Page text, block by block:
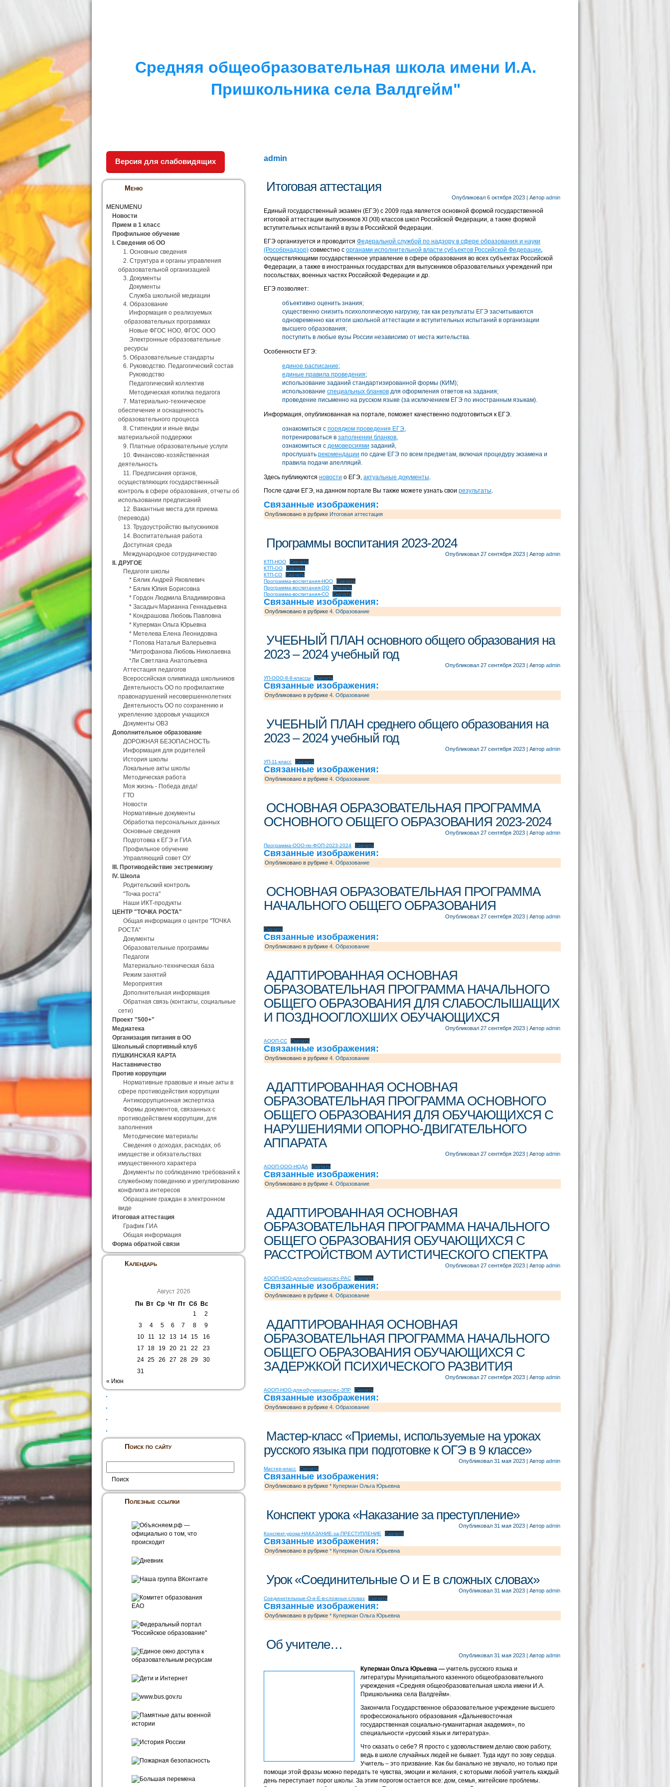
Средняя общеобразовательная школа имени И.А.
Пришкольника села Валдгейм"
Версия для слабовидящих
Меню
MENU MENU
Новости
Прием в 1 класс
Профильное обучение
I. Сведения об ОО
1. Основные сведения
2. Структура и органы управления
образовательной организацией
3. Документы
Документы
Служба школьной медиации
4. Образование
Информация о реализуемых
образовательных программах
Новые ФГОС НОО, ФГОС ООО
Электронные образовательные
ресурсы
5. Образовательные стандарты
6. Руководство. Педагогический состав
Руководство
Педагогический коллектив
Методическая копилка педагога
7. Материально-техническое
обеспечение и оснащенность
образовательного процесса
8. Стипендии и иные виды
материальной поддержки
9. Платные образовательные услуги
10. Финансово-хозяйственная
деятельность
11. Предписания органов,
осуществляющих государственный
контроль в сфере образования, отчеты об
использовании предписаний
12. Вакантные места для приема
(перевода)
13. Трудоустройство выпускников
14. Воспитательная работа
Доступная среда
Международное сотрудничество
II. ДРУГОЕ
Педагоги школы
* Бялик Андрей Яковлевич
* Бялик Юлия Борисовна
* Гордон Людмила Владимировна
* Засадыч Марианна Геннадьевна
* Кондрашова Любовь Павловна
* Куперман Ольга Юрьевна
* Метелева Елена Леонидовна
* Попова Наталья Валерьевна
*Митрофанова Любовь Николаевна
*Ли Светлана Анатольевна
Аттестация педагогов
Всероссийская олимпиада школьников
Деятельность ОО по профилактике
правонарушений несовершеннолетних
Деятельность ОО по сохранению и
укреплению здоровья учащихся
Документы ОВЗ
Дополнительное образование
ДОРОЖНАЯ БЕЗОПАСНОСТЬ
Информация для родителей
История школы
Локальные акты школы
Методическая работа
Моя жизнь - Победа деда!
ГТО
Новости
Нормативные документы
Обработка персональных данных
Основные сведения
Подготовка к ЕГЭ и ГИА
Профильное обучение
Управляющий совет ОУ
III. Противодействие экстремизму
IV. Школа
Родительский контроль
"Точка роста"
Наши ИКТ-продукты
ЦЕНТР "ТОЧКА РОСТА"
Общая информация о центре "ТОЧКА
РОСТА"
Документы
Образовательные программы
Педагоги
Материально-техническая база
Режим занятий
Мероприятия
Дополнительная информация
Обратная связь (контакты, социальные
сети)
Проект "500+"
Медиатека
Организация питания в ОО
Школьный спортивный клуб
ПУШКИНСКАЯ КАРТА
Наставничество
Против коррупции
Нормативные правовые и иные акты в
сфере противодействия коррупции
Антикоррупционная экспертиза
Формы документов, связанных с
противодействием коррупции, для
заполнения
Методические материалы
Сведения о доходах, расходах, об
имуществе и обязательствах
имущественного характера
Документы по соблюдению требований к
служебному поведению и урегулированию
конфликта интересов
Обращение граждан в электронном
виде
Итоговая аттестация
График ГИА
Общая информация
Форма обратной связи
Календарь
Август 2026
Пн
Вт Ср Чт Пт Сб
Вс
1
2
3
4 5 6 7 8
9
10
11 12 13 14 15
16
17
18 19 20 21 22
23
24 25 26 27 28 29
30
31
« Июн
Поиск по сайту
Полезные ссылки
admin
Итоговая аттестация
Опубликовал 6 октября 2023 | Автор admin
Единый государственный экзамен (ЕГЭ) с 2009 года является основной формой государственной
итоговой аттестации выпускников XI (XII) классов школ Российской Федерации, а также формой
вступительных испытаний в вузы в Российской Федерации.
ЕГЭ организуется и проводится Федеральной службой по надзору в сфере образования и науки
(Рособрнадзор) совместно с органами исполнительной власти субъектов Российской Федерации,
осуществляющими государственное управление в сфере образования во всех субъектах Российской
Федерации, а также в иностранных государствах для выпускников образовательных учреждений при
посольствах, военных частях Российской Федерации и др.
ЕГЭ позволяет:
объективно оценить знания;
существенно снизить психологическую нагрузку, так как результаты ЕГЭ засчитываются
одновременно как итоги школьной аттестации и вступительных испытаний в организации
высшего образования;
поступить в любые вузы России независимо от места жительства.
Особенности ЕГЭ:
единое расписание;
единые правила проведения;
использование заданий стандартизированной формы (КИМ);
использование специальных бланков для оформления ответов на задания;
проведение письменно на русском языке (за исключением ЕГЭ по иностранным языкам).
Информация, опубликованная на портале, поможет качественно подготовиться к ЕГЭ.
ознакомиться с порядком проведения ЕГЭ,
потренироваться в заполнении бланков,
ознакомиться с демоверсиями заданий,
прослушать рекомендации по сдаче ЕГЭ по всем предметам, включая процедуру экзамена и
правила подачи апелляций.
Здесь публикуются новости о ЕГЭ, актуальные документы.
После сдачи ЕГЭ, на данном портале Вы также можете узнать свои результаты.
Связанные изображения:
Опубликовано в рубрике Итоговая аттестация
Программы воспитания 2023-2024
Опубликовал 27 сентября 2023 | Автор admin
КТП-НОО
Скачать
КТП-ОО
Скачать
КТП-СО
Скачать
Программа-воспитания-НОО
Скачать
Программа-воспитания-ОО
Скачать
Программа-воспитания-СО
Скачать
Связанные изображения:
Опубликовано в рубрике 4. Образование
УЧЕБНЫЙ ПЛАН основного общего образования на
2023 – 2024 учебный год
Опубликовал 27 сентября 2023 | Автор admin
УП-ООО-8-9-классы Скачать
Связанные изображения:
Опубликовано в рубрике 4. Образование
УЧЕБНЫЙ ПЛАН среднего общего образования на
2023 – 2024 учебный год
Опубликовал 27 сентября 2023 | Автор admin
УП-11-класс Скачать
Связанные изображения:
Опубликовано в рубрике 4. Образование
ОСНОВНАЯ ОБРАЗОВАТЕЛЬНАЯ ПРОГРАММА
ОСНОВНОГО ОБЩЕГО ОБРАЗОВАНИЯ 2023-2024
Опубликовал 27 сентября 2023 | Автор admin
Программа-ООО-по-ФОП-2023-2024 Скачать
Связанные изображения:
Опубликовано в рубрике 4. Образование
ОСНОВНАЯ ОБРАЗОВАТЕЛЬНАЯ ПРОГРАММА
НАЧАЛЬНОГО ОБЩЕГО ОБРАЗОВАНИЯ
Опубликовал 27 сентября 2023 | Автор admin
Скачать
Связанные изображения:
Опубликовано в рубрике 4. Образование
АДАПТИРОВАННАЯ ОСНОВНАЯ
ОБРАЗОВАТЕЛЬНАЯ ПРОГРАММА НАЧАЛЬНОГО
ОБЩЕГО ОБРАЗОВАНИЯ ДЛЯ СЛАБОСЛЫШАЩИХ
И ПОЗДНООГЛОХШИХ ОБУЧАЮЩИХСЯ
Опубликовал 27 сентября 2023 | Автор admin
АООП-СС Скачать
Связанные изображения:
Опубликовано в рубрике 4. Образование
АДАПТИРОВАННАЯ ОСНОВНАЯ
ОБРАЗОВАТЕЛЬНАЯ ПРОГРАММА ОСНОВНОГО
ОБЩЕГО ОБРАЗОВАНИЯ ДЛЯ ОБУЧАЮЩИХСЯ С
НАРУШЕНИЯМИ ОПОРНО-ДВИГАТЕЛЬНОГО
АППАРАТА
Опубликовал 27 сентября 2023 | Автор admin
АООП-ООО-НОДА Скачать
Связанные изображения:
Опубликовано в рубрике 4. Образование
АДАПТИРОВАННАЯ ОСНОВНАЯ
ОБРАЗОВАТЕЛЬНАЯ ПРОГРАММА НАЧАЛЬНОГО
ОБЩЕГО ОБРАЗОВАНИЯ ОБУЧАЮЩИХСЯ С
РАССТРОЙСТВОМ АУТИСТИЧЕСКОГО СПЕКТРА
Опубликовал 27 сентября 2023 | Автор admin
АООП-НОО-для-обучающихся-с-РАС Скачать
Связанные изображения:
Опубликовано в рубрике 4. Образование
АДАПТИРОВАННАЯ ОСНОВНАЯ
ОБРАЗОВАТЕЛЬНАЯ ПРОГРАММА НАЧАЛЬНОГО
ОБЩЕГО ОБРАЗОВАНИЯ ОБУЧАЮЩИХСЯ С
ЗАДЕРЖКОЙ ПСИХИЧЕСКОГО РАЗВИТИЯ
Опубликовал 27 сентября 2023 | Автор admin
АООП-НОО-для-обучающихся-с-ЗПР Скачать
Связанные изображения:
Опубликовано в рубрике 4. Образование
Мастер-класс «Приемы, используемые на уроках
русского языка при подготовке к ОГЭ в 9 классе»
Опубликовал 31 мая 2023 | Автор admin
Мастер-класс Скачать
Связанные изображения:
Опубликовано в рубрике * Куперман Ольга Юрьевна
Конспект урока «Наказание за преступление»
Опубликовал 31 мая 2023 | Автор admin
Конспект-урока-НАКАЗАНИЕ-за-ПРЕСТУПЛЕНИЕ Скачать
Связанные изображения:
Опубликовано в рубрике * Куперман Ольга Юрьевна
Урок «Соединительные О и Е в сложных словах»
Опубликовал 31 мая 2023 | Автор admin
Соединительные-О-и-Е-в-сложных-словах Скачать
Связанные изображения:
Опубликовано в рубрике * Куперман Ольга Юрьевна
Об учителе…
Опубликовал 31 мая 2023 | Автор admin
Куперман Ольга Юрьевна — учитель русского языка и
литературы Муниципального казенного общеобразовательного
учреждения «Средняя общеобразовательная школа имени И.А.
Пришкольника села Валдгейм».
Закончила Государственное образовательное учреждение высшего
профессионального образования «Дальневосточная
государственная социально-гуманитарная академия», по
специальности «русский язык и литература».
Что сказать о себе? Я просто с удовольствием делаю свою работу,
ведь в школе случайных людей не бывает. Туда идут по зову сердца.
Учитель – это призвание. Как бы банально не звучало, но только при
помощи этой фразы можно передать те чувства, эмоции и желания, с которыми любой учитель каждый
день переступает порог школы. За этим порогом остается все: дом, семья, житейские проблемы.